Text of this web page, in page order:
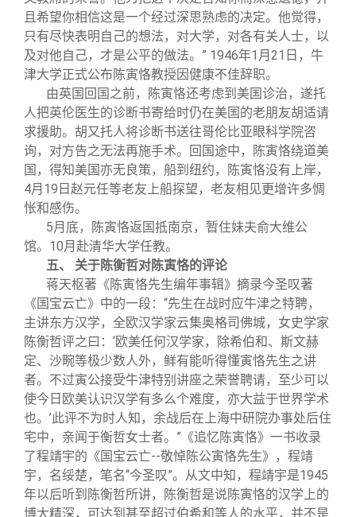
且希望你相信这是一个经过深思熟虑的决定。他觉得，
只有尽快表明自己的想法，对大学，对各有关人士，以
及对他自己，才是公平的做法。” 1946年1月21日，牛
津大学正式公布陈寅恪教授因健康不佳辞职。
由英国回国之前，陈寅恪还考虑到美国诊治，遂托
人把英伦医生的诊断书寄给时仍在美国的老朋友胡适请
求援助。胡又托人将诊断书送往哥伦比亚眼科学院咨
询，对方告之无法再施手术。回国途中，陈寅恪绕道美
国，得知美国亦无良策，船到纽约，陈寅恪没有上岸，
4月19日赵元任等老友上船探望，老友相见更增许多惆
怅和感伤。
5月底，陈寅恪返国抵南京，暂住妹夫俞大维公
馆。10月赴清华大学任教。
五、 关于陈衡哲对陈寅恪的评论
蒋天枢著《陈寅恪先生编年事辑》摘录今圣叹著
《国宝云亡》中的一段：“先生在战时应牛津之特聘，
主讲东方汉学，全欧汉学家云集奥格司佛城，女史学家
陈衡哲评之曰：‘欧美任何汉学家，除希伯和、斯文赫
定、沙畹等极少数人外，鲜有能听得懂寅恪先生之讲
者。不过寅公接受牛津特别讲座之荣誉聘请，至少可以
使今日欧美认识汉学有多么个难度，亦大益于世界学术
也。’此评不为时人知，余战后在上海中研院办事处后住
宅中，亲闻于衡哲女士者。”《追忆陈寅恪》一书收录
了程靖宇的《国宝云亡--敬悼陈公寅恪先生》，程靖
宇，名绥楚，笔名“今圣叹”。从文中知，程靖宇是1945
年以后听到陈衡哲所讲，陈衡哲是说陈寅恪的汉学上的
博大精深，可达到甚至超过伯希和等人的水平，并不是